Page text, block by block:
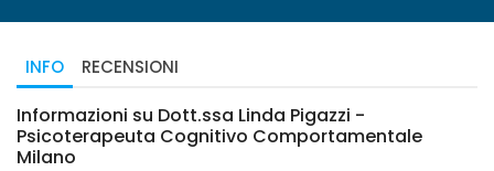
INFO RECENSIONI
Informazioni su Dott.ssa Linda Pigazzi -
Psicoterapeuta Cognitivo Comportamentale
Milano